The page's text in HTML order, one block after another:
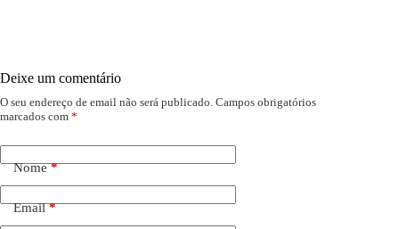
Deixe um comentário
O seu endereço de email não será publicado. Campos obrigatórios
marcados com *
Nome*
Email*